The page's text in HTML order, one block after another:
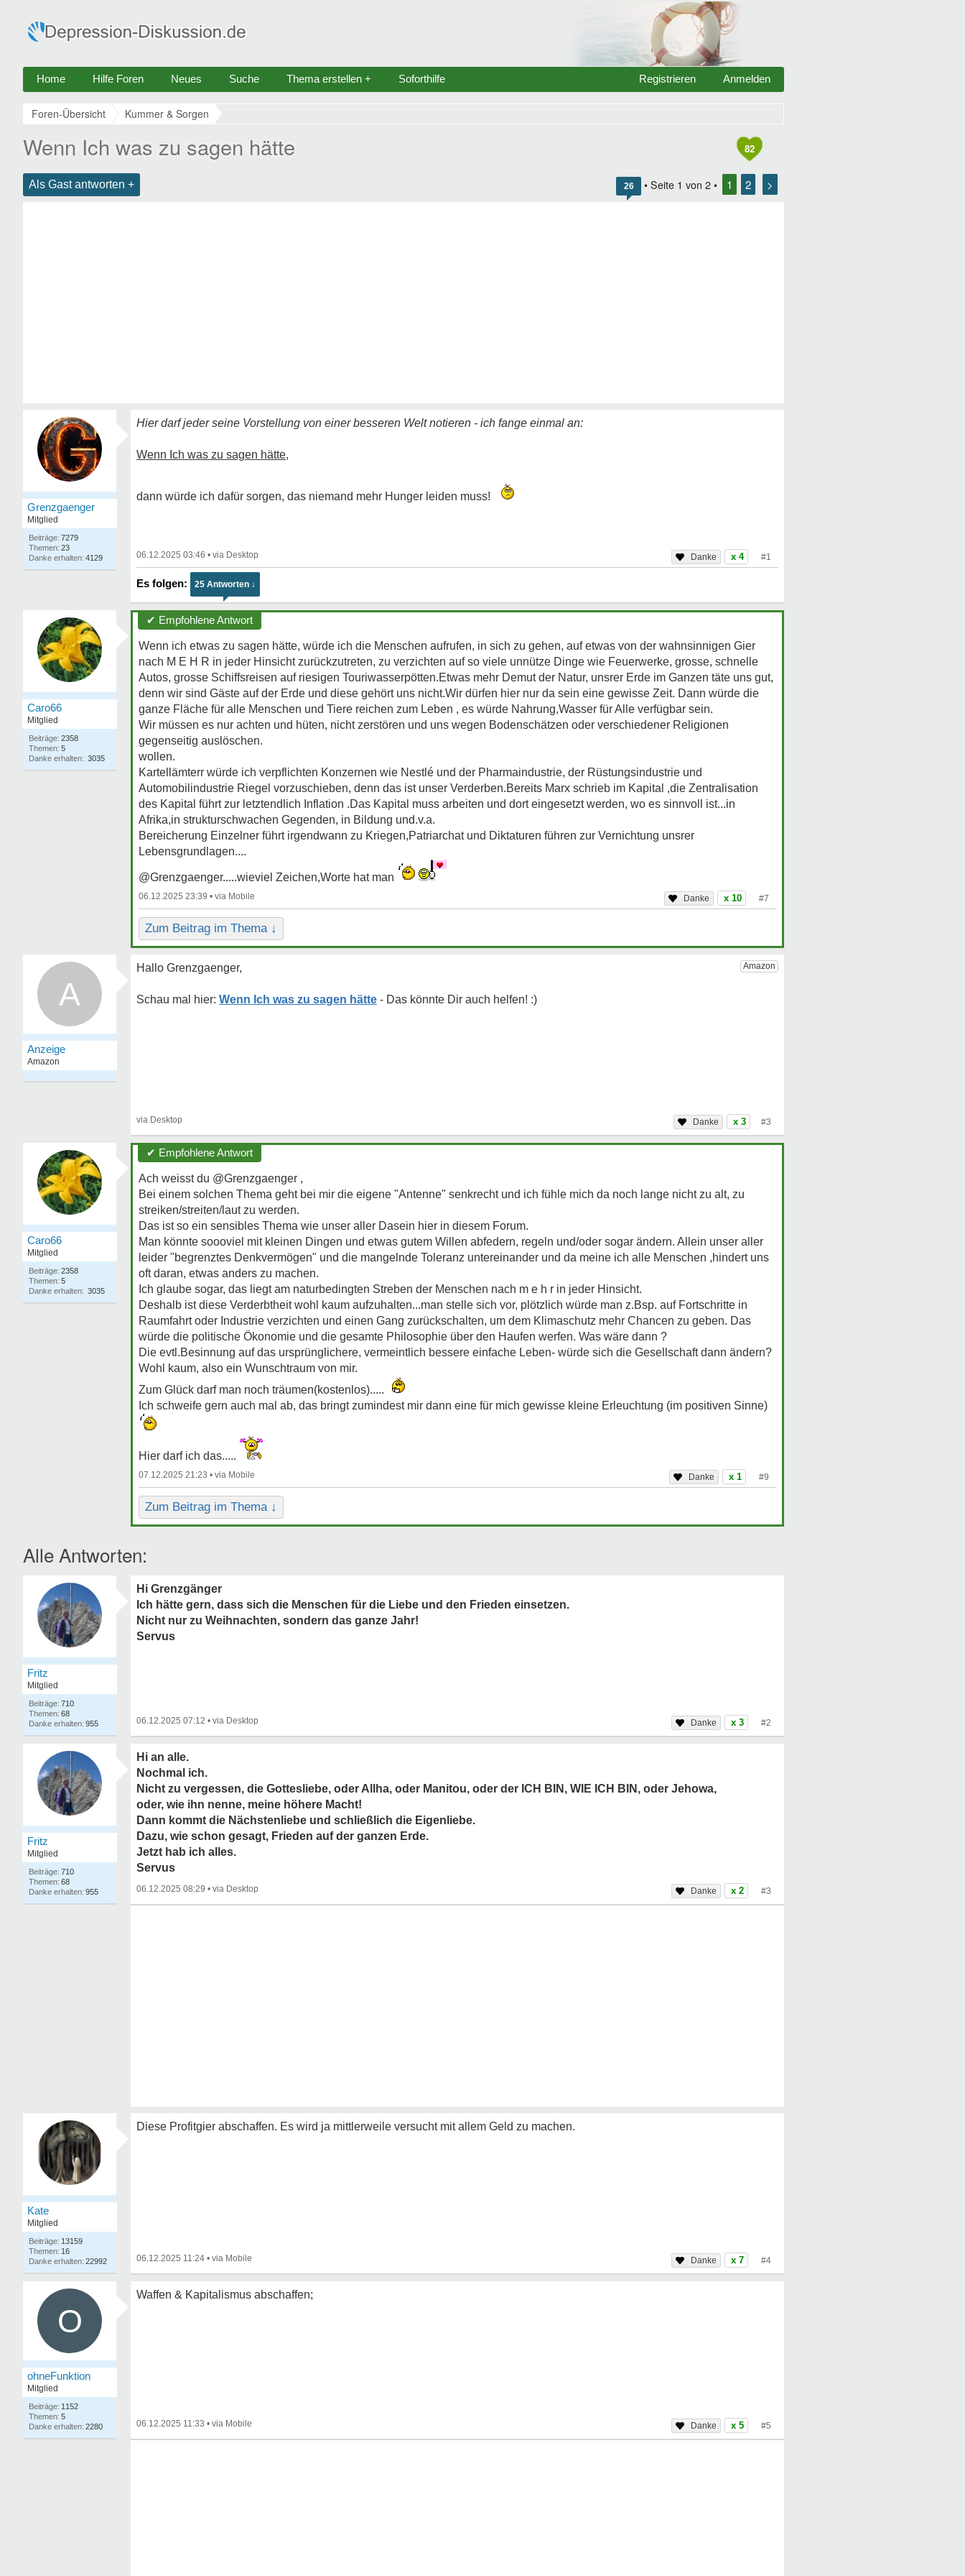
Home Hilfe Foren Neues Suche Thema erstellen + Soforthilfe Anmelden
Registrieren
Foren-Übersicht Kummer & Sorgen
82
Wenn Ich was zu sagen hätte
Als Gast antworten + 26 • Seite 1 von 2 • 1 2 >
Grenzgaenger
Mitglied
7279
23
4129
Hier darf jeder seine Vorstellung von einer besseren Welt notieren - ich fange einmal an:
Wenn Ich was zu sagen hätte,
dann würde ich dafür sorgen, das niemand mehr Hunger leiden muss!
06.12.2025 03:46 • x 4 #1
25 Antworten ↓
Caro66
Mitglied
Beiträge: 2358
Themen: 5
Danke erhalten: 3035
✔ Empfohlene Antwort
Wenn ich etwas zu sagen hätte, würde ich die Menschen aufrufen, in sich zu gehen, auf etwas von der wahnsinnigen Gier
nach M E H R in jeder Hinsicht zurückzutreten, zu verzichten auf so viele unnütze Dinge wie Feuerwerke, grosse, schnelle
Autos, grosse Schiffsreisen auf riesigen Touriwasserpötten.Etwas mehr Demut der Natur, unsrer Erde im Ganzen täte uns gut,
denn wir sind Gäste auf der Erde und diese gehört uns nicht.Wir dürfen hier nur da sein eine gewisse Zeit. Dann würde die
ganze Fläche für alle Menschen und Tiere reichen zum Leben , es würde Nahrung,Wasser für Alle verfügbar sein.
Wir müssen es nur achten und hüten, nicht zerstören und uns wegen Bodenschätzen oder verschiedener Religionen
gegenseitig auslöschen.
wollen.
Kartellämterr würde ich verpflichten Konzernen wie Nestlé und der Pharmaindustrie, der Rüstungsindustrie und
Automobilindustrie Riegel vorzuschieben, denn das ist unser Verderben.Bereits Marx schrieb im Kapital ,die Zentralisation
des Kapital führt zur letztendlich Inflation .Das Kapital muss arbeiten und dort eingesetzt werden, wo es sinnvoll ist...in
Afrika,in strukturschwachen Gegenden, in Bildung und.v.a.
Bereicherung Einzelner führt irgendwann zu Kriegen,Patriarchat und Diktaturen führen zur Vernichtung unsrer
Lebensgrundlagen....
@Grenzgaenger.....wieviel Zeichen,Worte hat man
06.12.2025 23:39 • x 10 #7
Zum Beitrag im Thema ↓
A
Hallo Grenzgaenger,
Wenn Ich was zu sagen hätte
x 3 #3
Caro66
Mitglied
Beiträge: 2358
Themen: 5
Danke erhalten: 3035
✔ Empfohlene Antwort
Ach weisst du @Grenzgaenger ,
Bei einem solchen Thema geht bei mir die eigene "Antenne" senkrecht und ich fühle mich da noch lange nicht zu alt, zu
streiken/streiten/laut zu werden.
Das ist so ein sensibles Thema wie unser aller Dasein hier in diesem Forum.
Man könnte soooviel mit kleinen Dingen und etwas gutem Willen abfedern, regeln und/oder sogar ändern. Allein unser aller
leider "begrenztes Denkvermögen" und die mangelnde Toleranz untereinander und da meine ich alle Menschen ,hindert uns
oft daran, etwas anders zu machen.
Ich glaube sogar, das liegt am naturbedingten Streben der Menschen nach m e h r in jeder Hinsicht.
Deshalb ist diese Verderbtheit wohl kaum aufzuhalten...man stelle sich vor, plötzlich würde man z.Bsp. auf Fortschritte in
Raumfahrt oder Industrie verzichten und einen Gang zurückschalten, um dem Klimaschutz mehr Chancen zu geben. Das
würde die politische Ökonomie und die gesamte Philosophie über den Haufen werfen. Was wäre dann ?
Die evtl.Besinnung auf das ursprünglichere, vermeintlich bessere einfache Leben- würde sich die Gesellschaft dann ändern?
Wohl kaum, also ein Wunschtraum von mir.
Zum Glück darf man noch träumen(kostenlos).....
Ich schweife gern auch mal ab, das bringt zumindest mir dann eine für mich gewisse kleine Erleuchtung (im positiven Sinne)
Hier darf ich das.....
07.12.2025 21:23 • x 1 #9
Zum Beitrag im Thema ↓
Alle Antworten:
Fritz
Mitglied
710
68
955
Hi Grenzgänger
Ich hätte gern, dass sich die Menschen für die Liebe und den Frieden einsetzen.
Nicht nur zu Weihnachten, sondern das ganze Jahr!
Servus
06.12.2025 07:12 • x 3 #2
Fritz
Mitglied
710
68
955
Hi an alle.
Nochmal ich.
Nicht zu vergessen, die Gottesliebe, oder Allha, oder Manitou, oder der ICH BIN, WIE ICH BIN, oder Jehowa,
oder, wie ihn nenne, meine höhere Macht!
Dann kommt die Nächstenliebe und schließlich die Eigenliebe.
Dazu, wie schon gesagt, Frieden auf der ganzen Erde.
Jetzt hab ich alles.
Servus
06.12.2025 08:29 • x 2 #3
Kate
Mitglied
13159
16
22992
Diese Profitgier abschaffen. Es wird ja mittlerweile versucht mit allem Geld zu machen.
06.12.2025 11:24 • x 7 #4
O
ohneFunktion
Mitglied
1152
5
2280
Waffen & Kapitalismus abschaffen;
06.12.2025 11:33 • x 5 #5